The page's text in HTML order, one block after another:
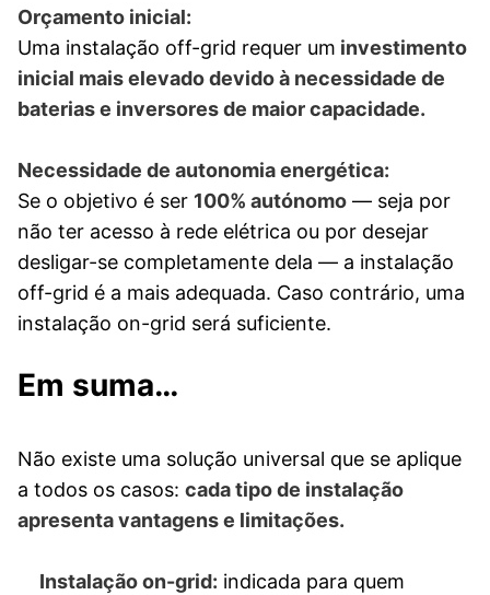
Orçamento inicial:
Uma instalação off-grid requer um investimento
inicial mais elevado devido à necessidade de
baterias e inversores de maior capacidade.
Necessidade de autonomia energética:
Se o objetivo é ser 100% autónomo — seja por
não ter acesso à rede elétrica ou por desejar
desligar-se completamente dela — a instalação
off-grid é a mais adequada. Caso contrário, uma
instalação on-grid será suficiente.
Em suma…
Não existe uma solução universal que se aplique
a todos os casos: cada tipo de instalação
apresenta vantagens e limitações.
Instalação on-grid: indicada para quem